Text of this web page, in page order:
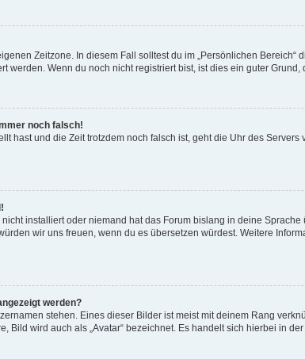
Zeitzone. In diesem Fall solltest du im „Persönlichen
Wenn du noch nicht registriert bist, ist dies ein guter Grund,
noch falsch!
hast und die Zeit trotzdem noch falsch ist, geht die Uhr des
installiert oder niemand hat das Forum bislang in deine
wir uns freuen, wenn du es übersetzen würdest. Weitere
werden?
stehen. Eines dieser Bilder ist meist mit deinem Rang
Bild wird auch als „Avatar“ bezeichnet. Es handelt sich hierbei in